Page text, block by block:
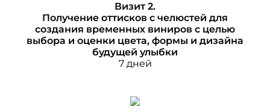
Визит 2.
Получение оттисков с челюстей для
создания временных виниров с целью
выбора и оценки цвета, формы и дизайна
будущей улыбки
7 дней